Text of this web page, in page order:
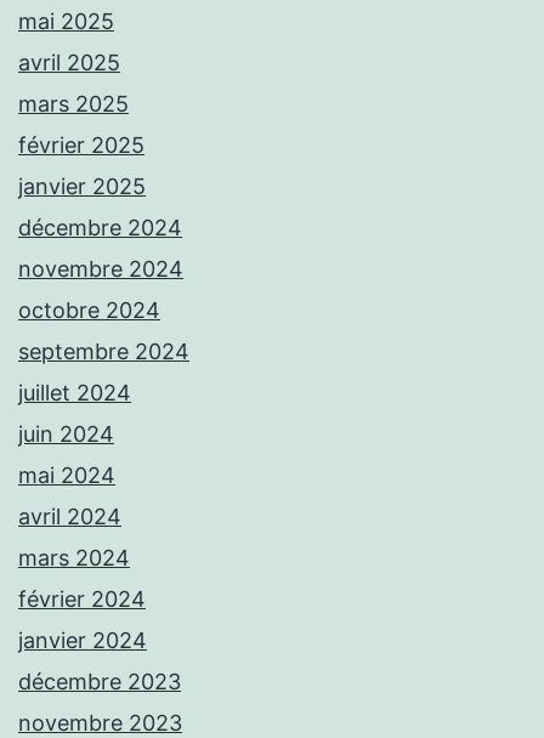
mai 2025
avril 2025
mars 2025
février 2025
janvier 2025
décembre 2024
novembre 2024
octobre 2024
septembre 2024
juillet 2024
juin 2024
mai 2024
avril 2024
mars 2024
février 2024
janvier 2024
décembre 2023
novembre 2023